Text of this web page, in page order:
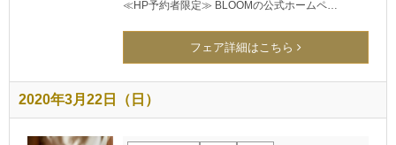
≪HP予約者限定≫ BLOOMの公式ホームペ…
フェア詳細はこちら
2020年3月22日（日）